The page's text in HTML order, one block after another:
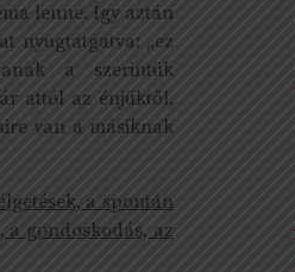
lenne. Így aztán
nyugtatgatva: „ez
a szerintük
attól az énjüktől,
van a másiknak
a spontán
a gondoskodás, az